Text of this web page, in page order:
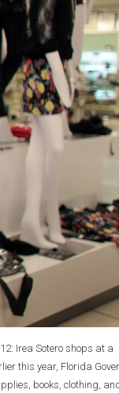
Irea Sotero shops at a
this year, Florida
books, clothing,